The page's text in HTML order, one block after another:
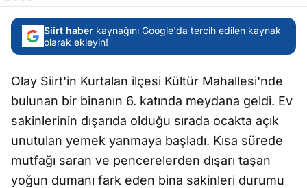
Siirt haber kaynağını Google'da tercih edilen kaynak
olarak ekleyin!
Olay Siirt'in Kurtalan ilçesi Kültür Mahallesi'nde
bulunan bir binanın 6. katında meydana geldi. Ev
sakinlerinin dışarıda olduğu sırada ocakta açık
unutulan yemek yanmaya başladı. Kısa sürede
mutfağı saran ve pencerelerden dışarı taşan
yoğun dumanı fark eden bina sakinleri durumu